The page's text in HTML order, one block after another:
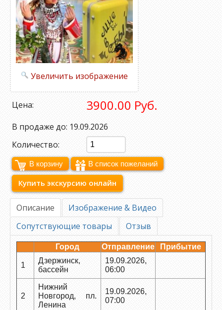
Увеличить изображение
Цена: 3900.00 Руб.
В продаже до: 19.09.2026
Количество:
Купить экскурсию онлайн
Описание
Изображение & Видео
Сопутствующие товары
Отзыв
Город Отправление Прибытие
1
Дзержинск,
бассейн
19.09.2026,
06:00
2
Нижний
Новгород, пл.
Ленина
19.09.2026,
07:00